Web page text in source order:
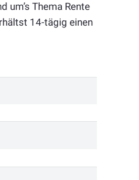
um’s Thema Rente
14-tägig einen